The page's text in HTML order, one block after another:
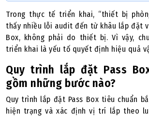
Trong thực tế triển khai, “thiết bị
thấy nhiều lỗi audit đến từ khâu lắp đặt
Box, không phải do thiết bị. Vì vậy,
triển khai là yếu tố quyết định hiệu quả
Quy trình lắp đặt Pass
gồm những bước nào?
Quy trình lắp đặt Pass Box tiêu chuẩn
hiện trạng và xác định vị trí lắp theo